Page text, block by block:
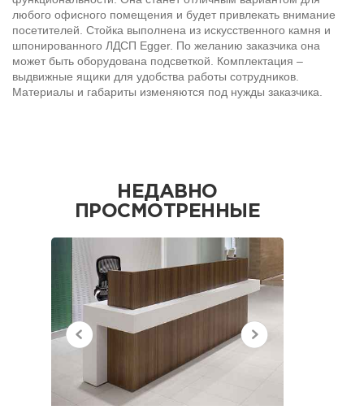
любого офисного помещения и будет привлекать внимание
посетителей. Стойка выполнена из искусственного камня и
шпонированного ЛДСП Egger. По желанию заказчика она
может быть оборудована подсветкой. Комплектация –
выдвижные ящики для удобства работы сотрудников.
Материалы и габариты изменяются под нужды заказчика.
НЕДАВНО
ПРОСМОТРЕННЫЕ